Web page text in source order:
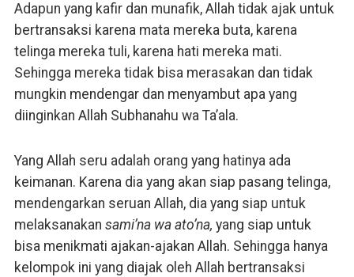
Adapun yang kafir dan munafik, Allah tidak ajak untuk
bertransaksi karena mata mereka buta, karena
telinga mereka tuli, karena hati mereka mati.
Sehingga mereka tidak bisa merasakan dan tidak
mungkin mendengar dan menyambut apa yang
diinginkan Allah Subhanahu wa Ta’ala.
Yang Allah seru adalah orang yang hatinya ada
keimanan. Karena dia yang akan siap pasang telinga,
mendengarkan seruan Allah, dia yang siap untuk
melaksanakan sami’na wa ato’na, yang siap untuk
bisa menikmati ajakan-ajakan Allah. Sehingga hanya
kelompok ini yang diajak oleh Allah bertransaksi